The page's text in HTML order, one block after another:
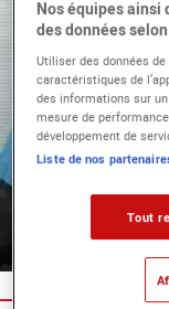
Nos équipes ainsi
des données
Utiliser des données
caractéristiques de
des informations sur
mesure de
développement de
Liste de nos
Tout